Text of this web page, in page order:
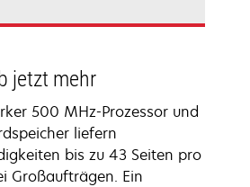
jetzt mehr
500 MHz-Prozessor und
liefern
bis zu 43 Seiten pro
Großaufträgen. Ein